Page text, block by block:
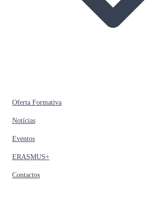
Oferta Formativa
Notícias
Eventos
ERASMUS+
Contactos